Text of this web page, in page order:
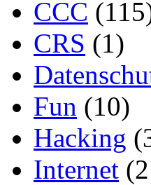
CCC
CRS (1)
Fun (10)
Hacking
Internet